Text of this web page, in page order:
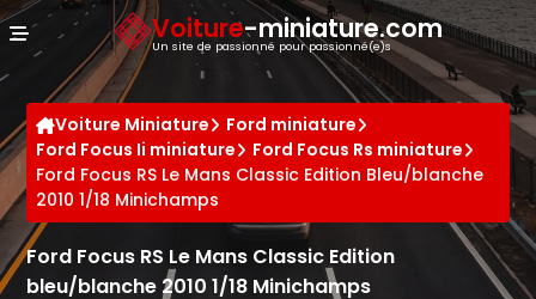
Voiture-miniature.com
Un site de passionné pour passionné(e)s
Voiture Miniature
Ford miniature
Ford Focus Ii miniature
Ford Focus Rs miniature
Ford Focus RS Le Mans Classic Edition Bleu/blanche
2010 1/18 Minichamps
Ford Focus RS Le Mans Classic Edition
bleu/blanche 2010 1/18 Minichamps
Panneau de gestion des cookies